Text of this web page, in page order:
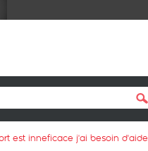
est inneficace j'ai besoin d'aide